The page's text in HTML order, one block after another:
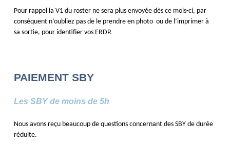
Pour rappel la V1 du roster ne sera plus envoyée dès ce mois-ci, par
conséquent n’oubliez pas de le prendre en photo ou de l’imprimer à
sa sortie, pour identifier vos ERDP.
PAIEMENT SBY
Les SBY de moins de 5h
Nous avons reçu beaucoup de questions concernant des SBY de durée
réduite.